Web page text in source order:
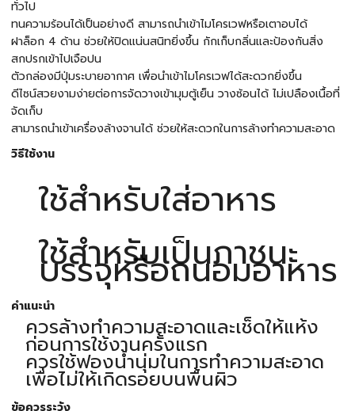
ทั่วไป
ทนความร้อนได้เป็นอย่างดี สามารถนำเข้าไมโครเวฟหรือเตาอบได้
ฝาล็อก 4 ด้าน ช่วยให้ปิดแน่นสนิทยิ่งขึ้น กักเก็บกลิ่นและป้องกันสิ่ง
สกปรกเข้าไปเจือปน
ตัวกล่องมีปุ่มระบายอากาศ เพื่อนำเข้าไมโครเวฟได้สะดวกยิ่งขึ้น
ดีไซน์สวยงามง่ายต่อการจัดวางเข้ามุมตู้เย็น วางซ้อนได้ ไม่เปลืองเนื้อที่
จัดเก็บ
สามารถนำเข้าเครื่องล้างจานได้ ช่วยให้สะดวกในการล้างทำความสะอาด
วิธีใช้งาน
ใช้สำหรับใส่อาหาร
ใช้สำหรับเป็นภาชนะ
บรรจุหรือถนอมอาหาร
คำแนะนำ
ควรล้างทำความสะอาดและเช็ดให้แห้ง
ก่อนการใช้งานครั้งแรก
ควรใช้ฟองน้ำนุ่มในการทำความสะอาด
เพื่อไม่ให้เกิดรอยบนพื้นผิว
ข้อควรระวัง